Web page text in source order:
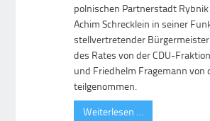
polnischen Partnerstadt
Achim Schrecklein in seiner
stellvertretender
des Rates von der CDU-
und Friedhelm Fragemann von
teilgenommen.
Weiterlesen …